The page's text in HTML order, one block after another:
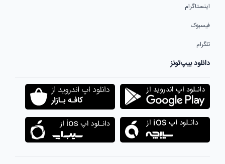
اینستاگرام
فیسبوک
تلگرام
دانلود بیپ‌تونز